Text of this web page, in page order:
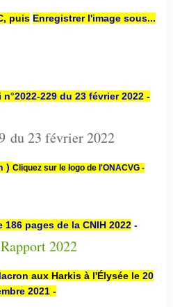
, puis Enregistrer l'image sous...
n°2022-229 du 23 février 2022 -
du 23 février 2022
) Cliquez sur le logo de l'ONACVG -
186 pages de la CNIH 2022 -
aux Harkis à l'Élysée le 20
2021 -